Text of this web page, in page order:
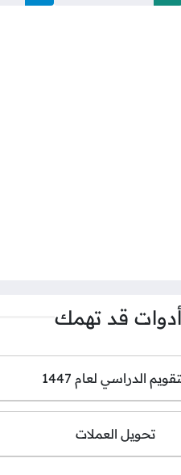
أدوات قد تهمك
الدراسي لعام 1447
تحويل العملات